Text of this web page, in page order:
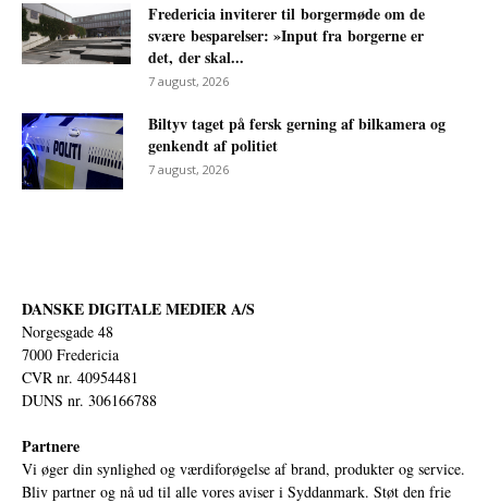
Fredericia inviterer til borgermøde om de
svære besparelser: »Input fra borgerne er
det, der skal...
7 august, 2026
Biltyv taget på fersk gerning af bilkamera og
genkendt af politiet
7 august, 2026
DANSKE DIGITALE MEDIER A/S
Norgesgade 48
7000 Fredericia
CVR nr. 40954481
DUNS nr. 306166788
Partnere
Vi øger din synlighed og værdiforøgelse af brand, produkter og service.
Bliv partner og nå ud til alle vores aviser i Syddanmark. Støt den frie